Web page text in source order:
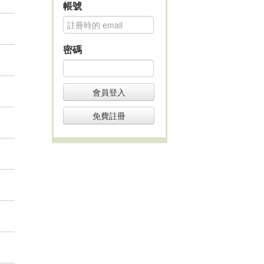
帳號
密碼
會員登入
免費註冊